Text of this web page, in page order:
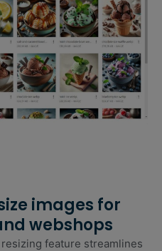
images for
webshops
resizing feature streamlines